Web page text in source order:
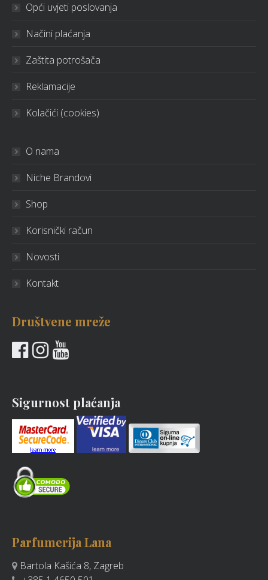
Opći uvjeti poslovanja
Načini plaćanja
Zaštita potrošača
Reklamacije
Kolačići (cookies)
O nama
Niche Brandovi
Shop
Korisnički račun
Novosti
Kontakt
Društvene mreže
Sigurnost plaćanja
Parfumerija Lana
Bartola Kašića 8, Zagreb